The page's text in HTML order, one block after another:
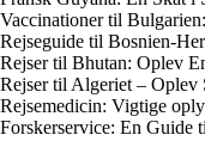
Vaccinationer til
Rejseguide til Bosnien-
Rejser til Bhutan: Oplev
Rejser til Algeriet – Oplev
Rejsemedicin: Vigtige
Forskerservice: En Guide